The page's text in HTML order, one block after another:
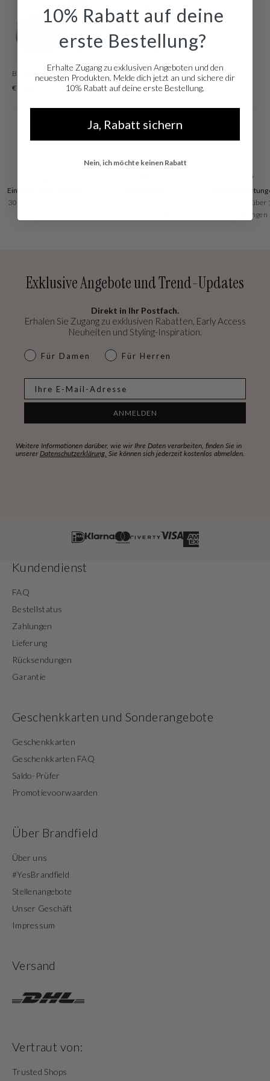
Brandfield Watchtool Zum Einstellen Der Armbandlänge
€ 2,95
Luxe Silberfarbene Watchtool
€ 19,96
Einfache Rücksendung
30 Tage Rückgaberecht
Tolle
Basierend auf über
Bewertungen
Exklusive Angebote und Trend-Updates
Direkt in Ihr Postfach.
Erhalen Sie Zugang zu exklusiven Rabatten, Early Access
Neuheiten und Styling-Inspiration.
dames & heren
Für Damen Für Herren
ANMELDEN
Weitere Informationen darüber, wie wir Ihre Daten verarbeiten, finden Sie in
unserer Datenschutzerklärung. Sie können sich jederzeit kostenlos abmelden.
Kundendienst
FAQ
Bestellstatus
Zahlungen
Lieferung
Rücksendungen
Garantie
Geschenkkarten und Sonderangebote
Geschenkkarten
Geschenkkarten FAQ
Saldo-Prüfer
Promotievoorwaarden
Über Brandfield
Über uns
#YesBrandfield
Stellenangebote
Unser Geschäft
Impressum
Versand
Vertraut von:
Trusted Shops
10% Rabatt auf deine
erste Bestellung?
Erhalte Zugang zu exklusiven Angeboten und den
neuesten Produkten. Melde dich jetzt an und sichere dir
10% Rabatt auf deine erste Bestellung.
Ja, Rabatt sichern
Nein, ich möchte keinen Rabatt